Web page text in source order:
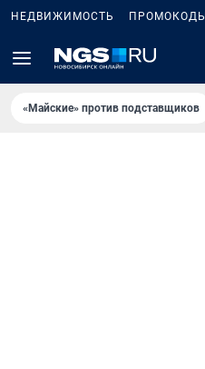
НЕДВИЖИМОСТЬ ПРОМОКОДЫ
«Майские» против подставщиков